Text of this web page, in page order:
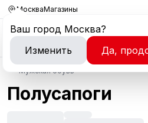
Москва
Ваш город Москва?
Изменить
Да,
Магазины
Мужская обувь
Полусапоги